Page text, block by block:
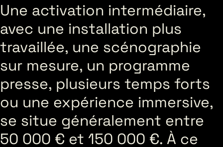
Une activation intermédiaire,
avec une installation plus
travaillée, une scénographie
sur mesure, un programme
presse, plusieurs temps forts
ou une expérience immersive,
se situe généralement entre
50 000 € et 150 000 €. À ce